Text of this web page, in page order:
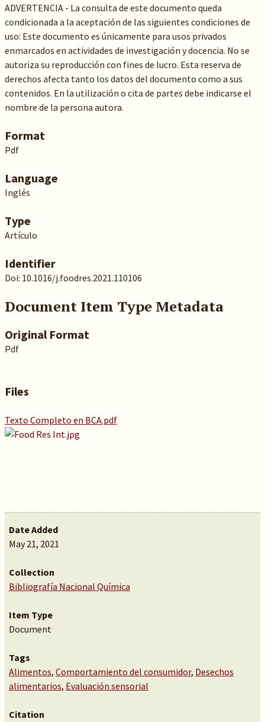
ADVERTENCIA - La consulta de este documento queda
condicionada a la aceptación de las siguientes condiciones de
uso: Este documento es únicamente para usos privados
enmarcados en actividades de investigación y docencia. No se
autoriza su reproducción con fines de lucro. Esta reserva de
derechos afecta tanto los datos del documento como a sus
contenidos. En la utilización o cita de partes debe indicarse el
nombre de la persona autora.
Format
Pdf
Language
Inglés
Type
Artículo
Identifier
Doi: 10.1016/j.foodres.2021.110106
Document Item Type Metadata
Original Format
Pdf
Files
Texto Completo en BCA.pdf
Date Added
May 21, 2021
Collection
Bibliografía Nacional Química
Item Type
Document
Tags
Alimentos, Comportamiento del consumidor, Desechos
alimentarios, Evaluación sensorial
Citation